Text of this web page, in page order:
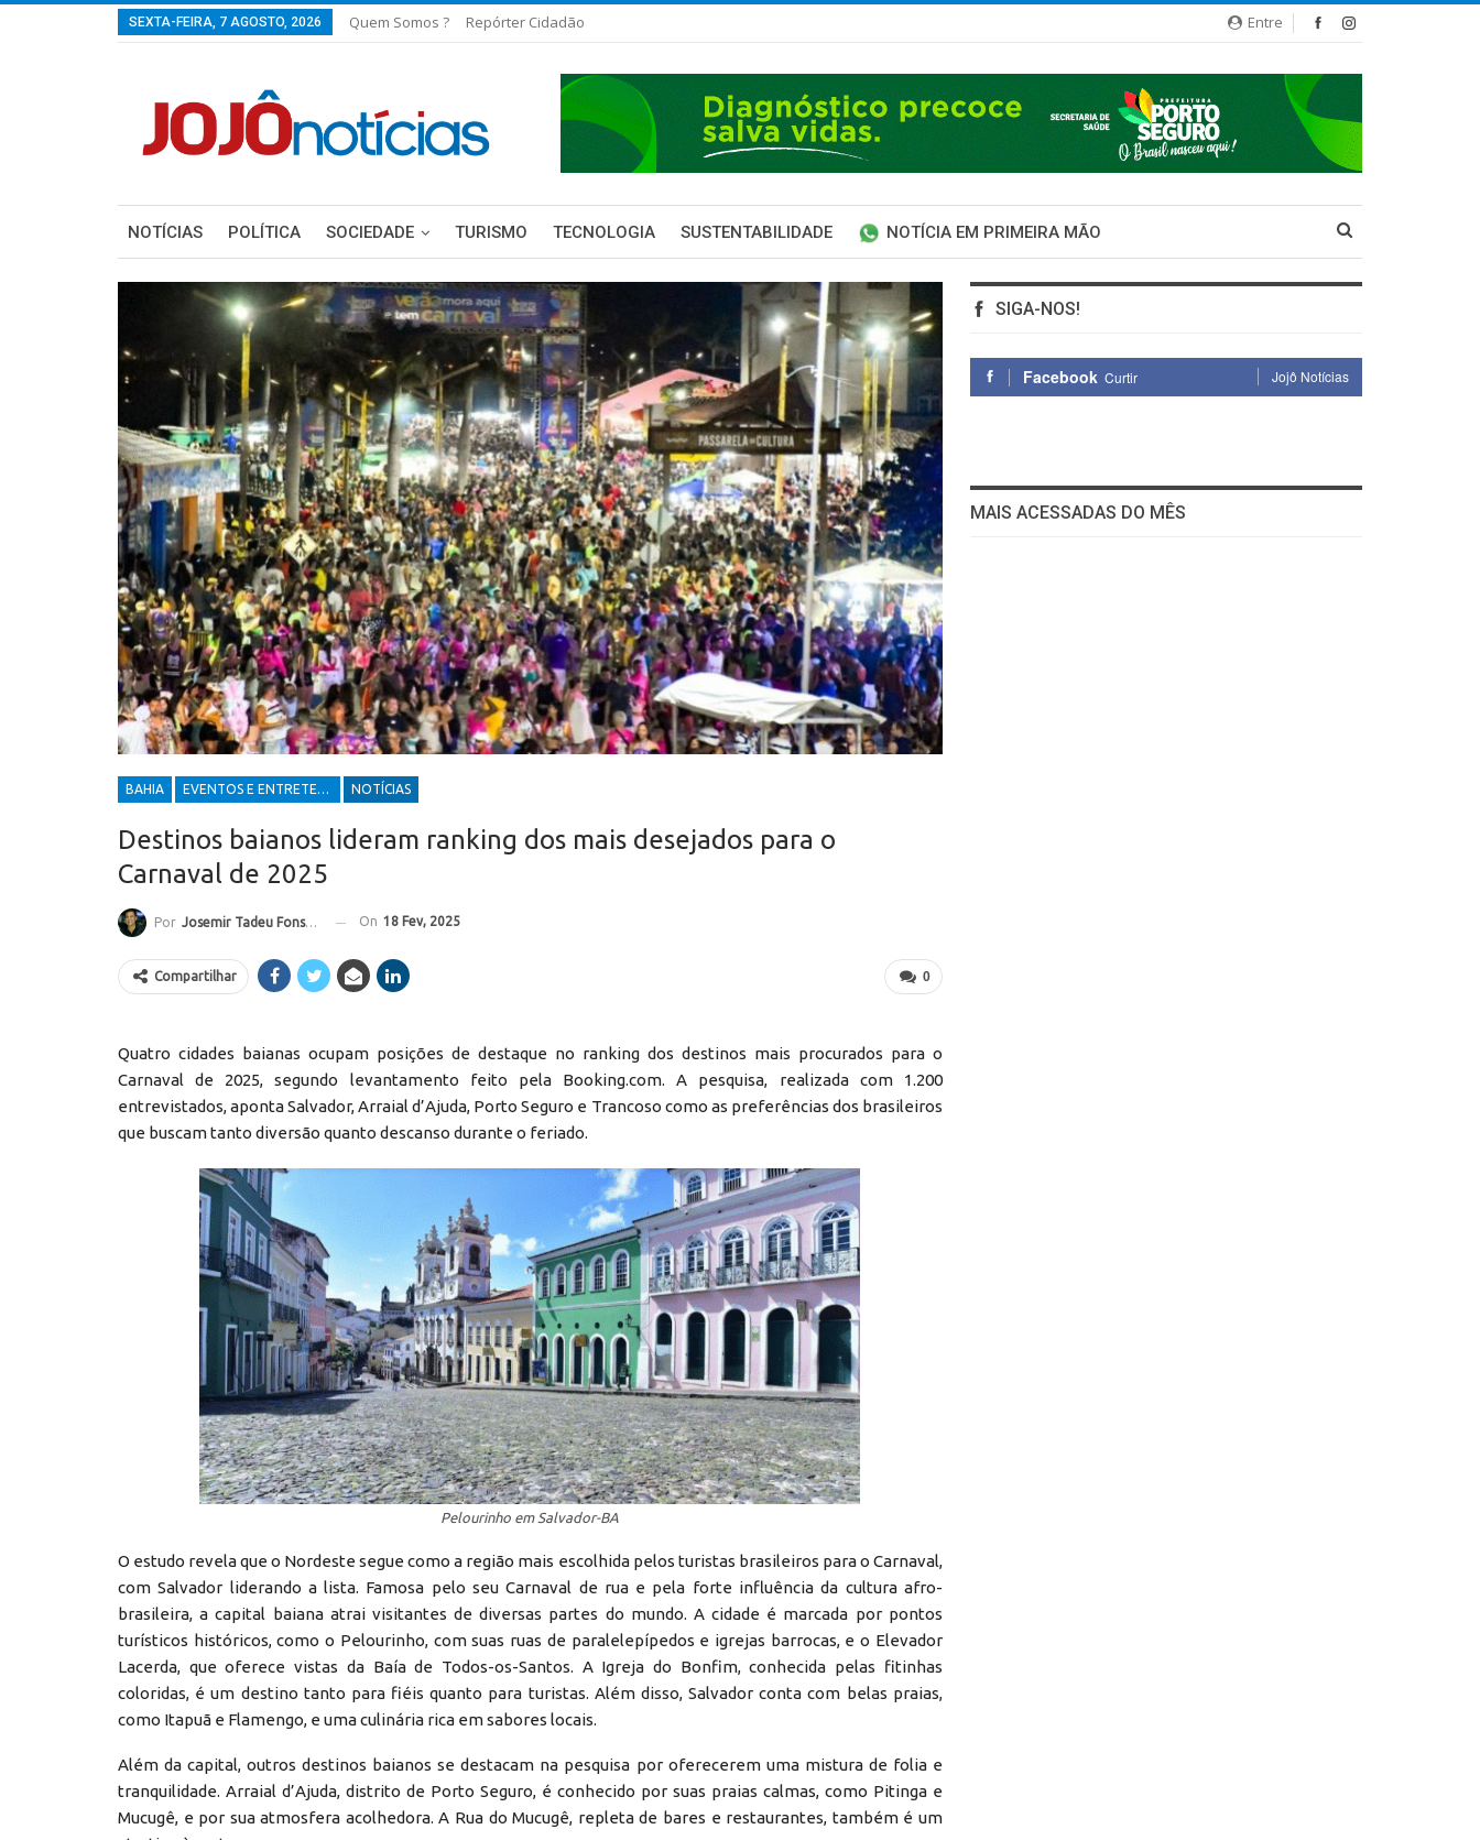
Entre
SEXTA-FEIRA, 7 AGOSTO, 2026 Quem Somos ? Repórter Cidadão
NOTÍCIAS POLÍTICA SOCIEDADE TURISMO TECNOLOGIA SUSTENTABILIDADE NOTÍCIA EM PRIMEIRA MÃO
BAHIA EVENTOS E ENTRETENIMENTOS NOTÍCIAS
Destinos baianos lideram ranking dos mais desejados para o
Carnaval de 2025
Por Josemir Tadeu Fonseca On 18 Fev, 2025
0
Compartilhar
Quatro cidades baianas ocupam posições de destaque no ranking dos destinos mais procurados para o
Carnaval de 2025, segundo levantamento feito pela Booking.com. A pesquisa, realizada com 1.200
entrevistados, aponta Salvador, Arraial d’Ajuda, Porto Seguro e Trancoso como as preferências dos brasileiros
que buscam tanto diversão quanto descanso durante o feriado.
Pelourinho em Salvador-BA
O estudo revela que o Nordeste segue como a região mais escolhida pelos turistas brasileiros para o Carnaval,
com Salvador liderando a lista. Famosa pelo seu Carnaval de rua e pela forte influência da cultura afro-
brasileira, a capital baiana atrai visitantes de diversas partes do mundo. A cidade é marcada por pontos
turísticos históricos, como o Pelourinho, com suas ruas de paralelepípedos e igrejas barrocas, e o Elevador
Lacerda, que oferece vistas da Baía de Todos-os-Santos. A Igreja do Bonfim, conhecida pelas fitinhas
coloridas, é um destino tanto para fiéis quanto para turistas. Além disso, Salvador conta com belas praias,
como Itapuã e Flamengo, e uma culinária rica em sabores locais.
Além da capital, outros destinos baianos se destacam na pesquisa por oferecerem uma mistura de folia e
tranquilidade. Arraial d’Ajuda, distrito de Porto Seguro, é conhecido por suas praias calmas, como Pitinga e
Mucugê, e por sua atmosfera acolhedora. A Rua do Mucugê, repleta de bares e restaurantes, também é um
SIGA-NOS!
Facebook Curtir Jojô Notícias
MAIS ACESSADAS DO MÊS